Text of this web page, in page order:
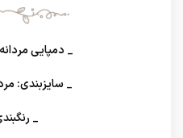
_ دمپایی
_ سایزبندی: مردانه
_